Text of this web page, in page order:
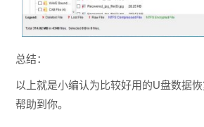
总结：
以上就是小编认为比较好用的U盘数据
帮助到你。